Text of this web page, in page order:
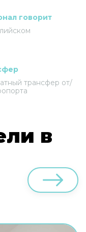
говорит
трансфер от/
в